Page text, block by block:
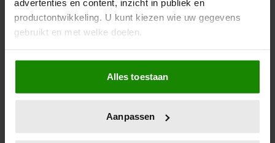
advertenties en content, inzicht in publiek en
productontwikkeling. U kunt kiezen wie uw gegevens
gebruikt en met welke doelen.
Als u het toestaat, willen we ook graag:
Informatie verzamelen over uw geografische
locatie, die tot een paar meter nauwkeurig kan zijn
scannen op specifieke eigenschappen (fingerprinting)
Alles toestaan
Aanpassen